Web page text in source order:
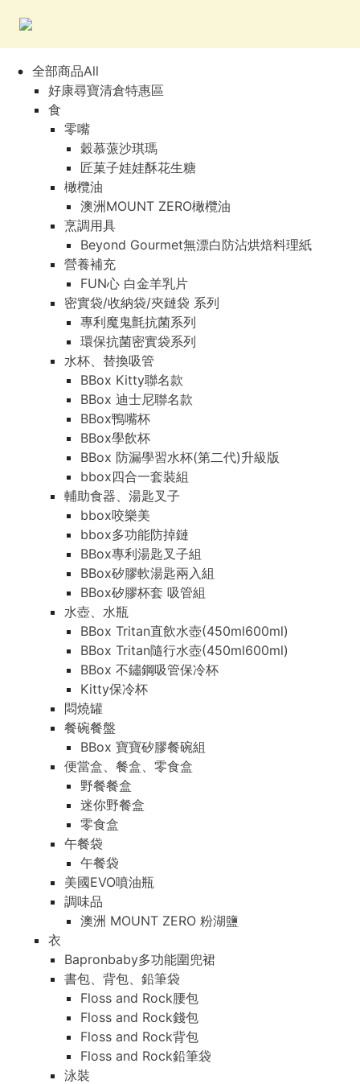
全部商品All
好康尋寶清倉特惠區
食
零嘴
穀慕蒎沙琪瑪
匠菓子娃娃酥花生糖
橄欖油
澳洲MOUNT ZERO橄欖油
烹調用具
Beyond Gourmet無漂白防沾烘焙料理紙
營養補充
FUN心 白金羊乳片
密實袋/收納袋/夾鏈袋 系列
專利魔鬼氈抗菌系列
環保抗菌密實袋系列
水杯、替換吸管
BBox Kitty聯名款
BBox 迪士尼聯名款
BBox鴨嘴杯
BBox學飲杯
BBox 防漏學習水杯(第二代)升級版
bbox四合一套裝組
輔助食器、湯匙叉子
bbox咬樂美
bbox多功能防掉鏈
BBox專利湯匙叉子組
BBox矽膠軟湯匙兩入組
BBox矽膠杯套 吸管組
水壺、水瓶
BBox Tritan直飲水壺(450ml600ml)
BBox Tritan隨行水壺(450ml600ml)
BBox 不鏽鋼吸管保冷杯
Kitty保冷杯
悶燒罐
餐碗餐盤
BBox 寶寶矽膠餐碗組
便當盒、餐盒、零食盒
野餐餐盒
迷你野餐盒
零食盒
午餐袋
午餐袋
美國EVO噴油瓶
調味品
澳洲 MOUNT ZERO 粉湖鹽
衣
Bapronbaby多功能圍兜裙
書包、背包、鉛筆袋
Floss and Rock腰包
Floss and Rock錢包
Floss and Rock背包
Floss and Rock鉛筆袋
泳裝